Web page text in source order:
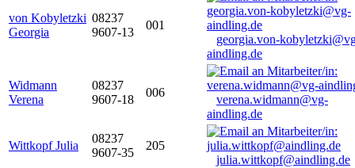
von Kobyletzki
Georgia
08237
9607-13
001
georgia.von-
aindling.de
Widmann
Verena
08237
9607-18
006
verena.widmann@vg-
aindling.de
Wittkopf Julia
08237
9607-35
205
julia.wittkopf@aindling.de